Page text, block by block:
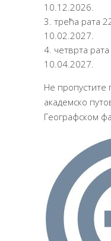
10.12.2026.
трећа
10.02.2027.
четврта
10.04.2027.
Не пропустите
академско
Географском